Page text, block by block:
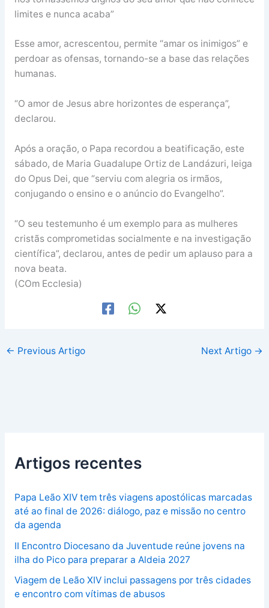
limites e nunca acaba”
Esse amor, acrescentou, permite “amar os inimigos” e
perdoar as ofensas, tornando-se a base das relações
humanas.
“O amor de Jesus abre horizontes de esperança”,
declarou.
Após a oração, o Papa recordou a beatificação, este
sábado, de Maria Guadalupe Ortiz de Landázuri, leiga
do Opus Dei, que “serviu com alegria os irmãos,
conjugando o ensino e o anúncio do Evangelho”.
“O seu testemunho é um exemplo para as mulheres
cristãs comprometidas socialmente e na investigação
científica”, declarou, antes de pedir um aplauso para a
nova beata.
(COm Ecclesia)
← Previous Artigo Next Artigo →
Artigos recentes
Papa Leão XIV tem três viagens apostólicas marcadas
até ao final de 2026: diálogo, paz e missão no centro
da agenda
II Encontro Diocesano da Juventude reúne jovens na
ilha do Pico para preparar a Aldeia 2027
Viagem de Leão XIV inclui passagens por três cidades
e encontro com vítimas de abusos